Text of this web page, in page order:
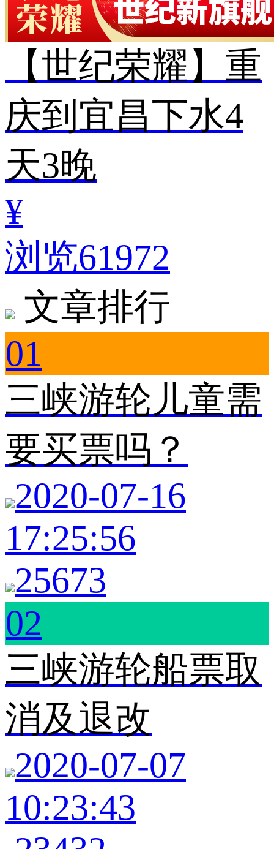
【世纪荣耀】重
庆到宜昌下水4
天3晚
¥
浏览61972
文章排行
01
三峡游轮儿童需
要买票吗？
2020-07-16
17:25:56
25673
02
三峡游轮船票取
消及退改
2020-07-07
10:23:43